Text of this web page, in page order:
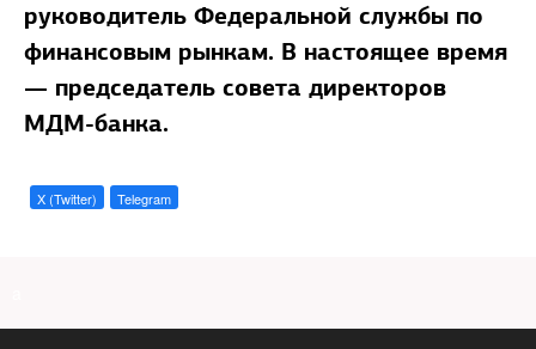
руководитель Федеральной службы по
финансовым рынкам. В настоящее время
— председатель совета директоров
МДМ-банка.
X (Twitter) Telegram